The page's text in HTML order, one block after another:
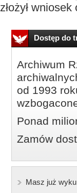
złożył
Dostęp do
Archiwum
od 1993
Ponad
Zamów
Masz już